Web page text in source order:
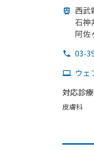
西武
石神
阿佐
03-
ウェ
対応診
皮膚科